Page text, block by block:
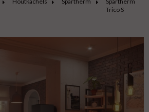
Trico S